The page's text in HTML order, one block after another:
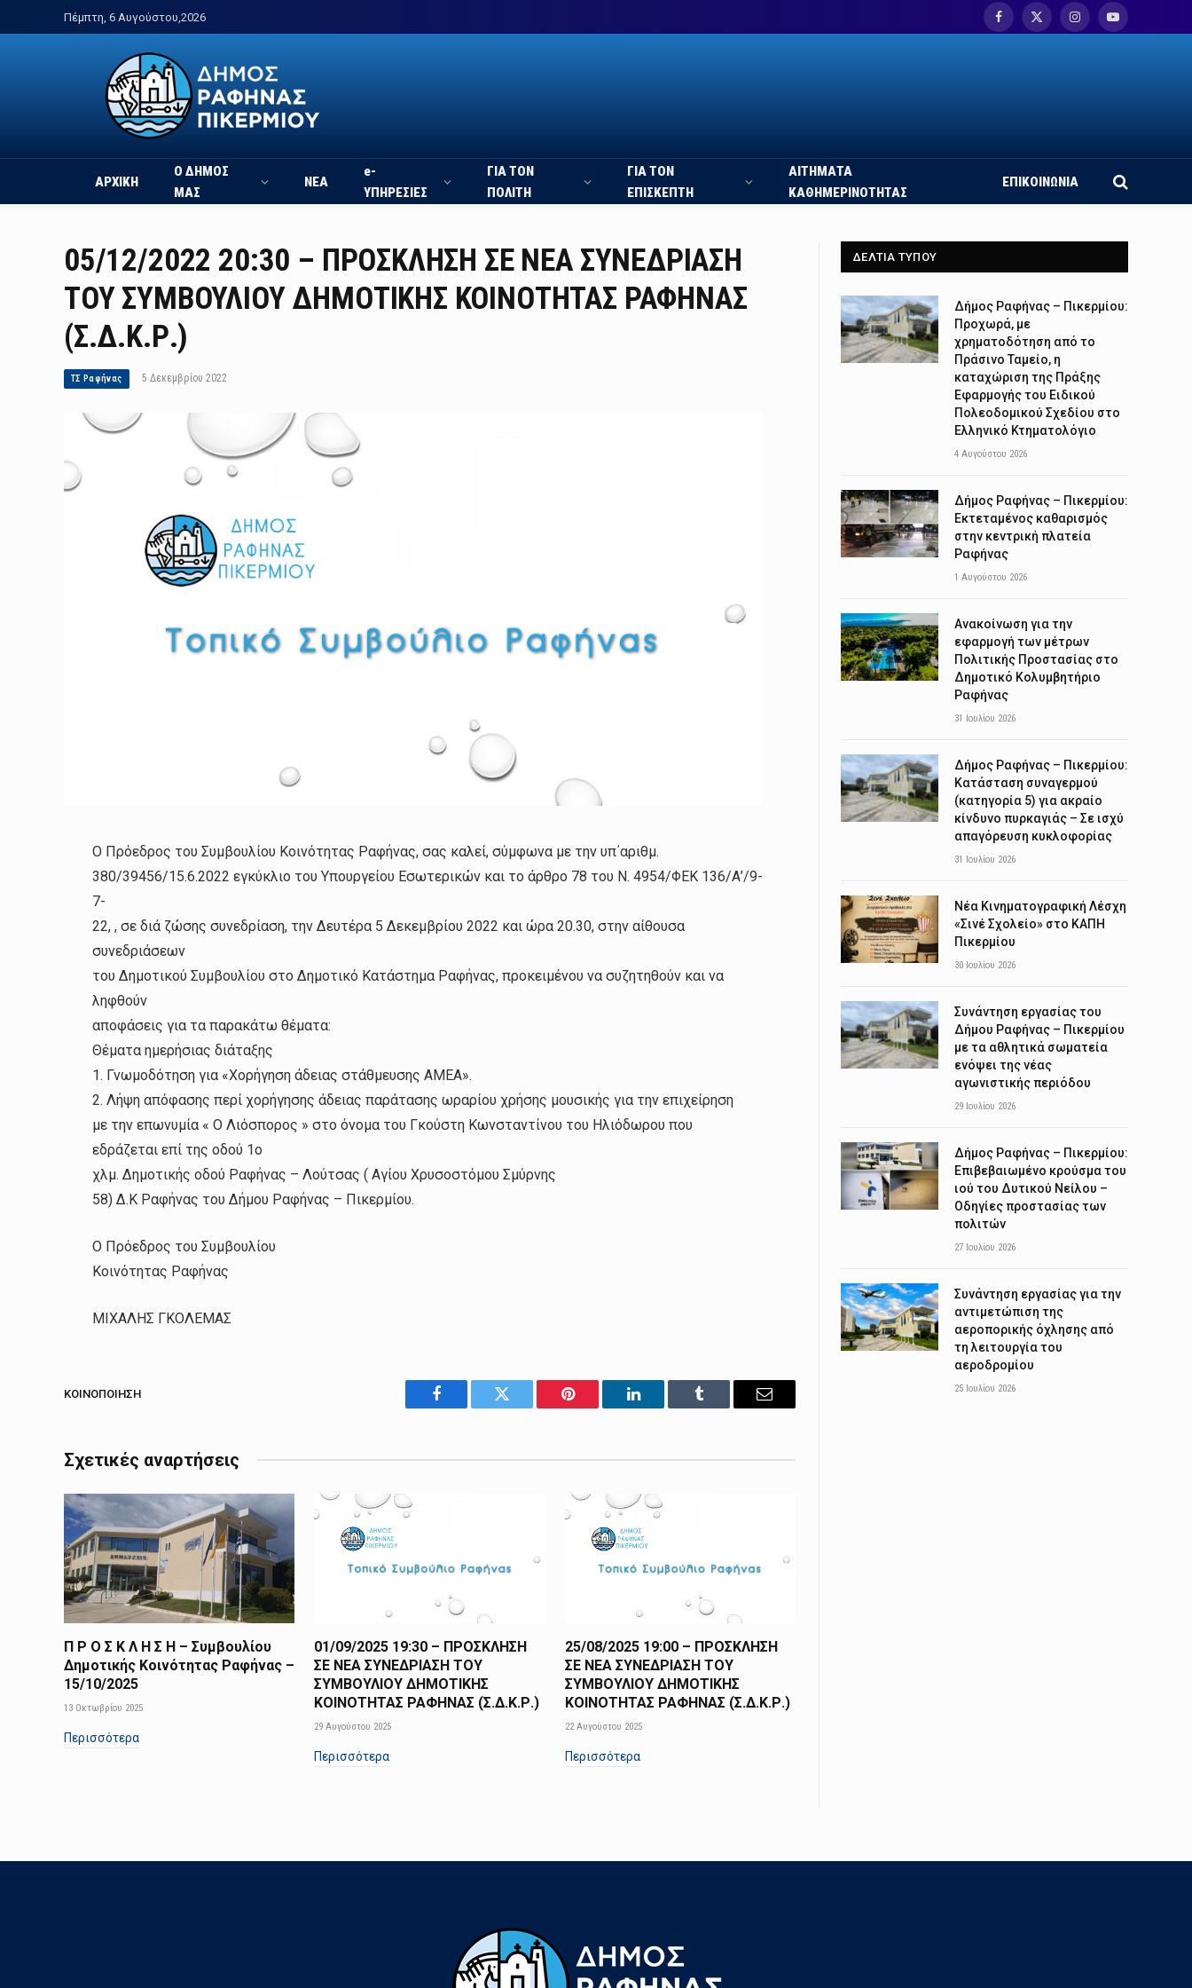
Πέμπτη, 6 Αυγούστου,2026
Facebook
X
InstagramYouTube
ΑΡΧΙΚΗ
Ο ΔΗΜΟΣ
ΜΑΣ
ΝΕΑ
e-
ΥΠΗΡΕΣΙΕΣ
ΓΙΑ ΤΟΝ
ΠΟΛΙΤΗ
ΓΙΑ ΤΟΝ
ΕΠΙΣΚΕΠΤΗ
ΑΙΤΗΜΑΤΑ
ΚΑΘΗΜΕΡΙΝΟΤΗΤΑΣ
ΕΠΙΚΟΙΝΩΝΙΑ
05/12/2022 20:30 – ΠΡΟΣΚΛΗΣΗ ΣΕ ΝΕΑ ΣΥΝΕΔΡΙΑΣΗ
ΤΟΥ ΣΥΜΒΟΥΛΙΟΥ ΔΗΜΟΤΙΚΗΣ ΚΟΙΝΟΤΗΤΑΣ ΡΑΦΗΝΑΣ
(Σ.Δ.Κ.Ρ.)
ΤΣ Ραφήνας 5 Δεκεμβρίου 2022
Ο Πρόεδρος του Συμβουλίου Κοινότητας Ραφήνας, σας καλεί, σύμφωνα με την υπ΄αριθμ.
380/39456/15.6.2022 εγκύκλιο του Υπουργείου Εσωτερικών και το άρθρο 78 του Ν. 4954/ΦΕΚ 136/Α’/9-
7-
22, , σε διά ζώσης συνεδρίαση, την Δευτέρα 5 Δεκεμβρίου 2022 και ώρα 20.30, στην αίθουσα
συνεδριάσεων
του Δημοτικού Συμβουλίου στο Δημοτικό Κατάστημα Ραφήνας, προκειμένου να συζητηθούν και να
ληφθούν
αποφάσεις για τα παρακάτω θέματα:
Θέματα ημερήσιας διάταξης
1. Γνωμοδότηση για «Χορήγηση άδειας στάθμευσης ΑΜΕΑ».
2. Λήψη απόφασης περί χορήγησης άδειας παράτασης ωραρίου χρήσης μουσικής για την επιχείρηση
με την επωνυμία « Ο Λιόσπορος » στο όνομα του Γκούστη Κωνσταντίνου του Ηλιόδωρου που
εδράζεται επί της οδού 1ο
χλμ. Δημοτικής οδού Ραφήνας – Λούτσας ( Αγίου Χρυσοστόμου Σμύρνης
58) Δ.Κ Ραφήνας του Δήμου Ραφήνας – Πικερμίου.
Ο Πρόεδρος του Συμβουλίου
Κοινότητας Ραφήνας
ΜΙΧΑΛΗΣ ΓΚΟΛΕΜΑΣ
ΚΟΙΝΟΠΟΊΗΣΗ
Facebook Twitter Pinterest LinkedIn Tumblr Email
Σχετικές αναρτήσεις
Π Ρ Ο Σ Κ Λ Η Σ Η – Συμβουλίου
Δημοτικής Κοινότητας Ραφήνας –
15/10/2025
13 Οκτωβρίου 2025
Περισσότερα
01/09/2025 19:30 – ΠΡΟΣΚΛΗΣΗ
ΣΕ ΝΕΑ ΣΥΝΕΔΡΙΑΣΗ ΤΟΥ
ΣΥΜΒΟΥΛΙΟΥ ΔΗΜΟΤΙΚΗΣ
ΚΟΙΝΟΤΗΤΑΣ ΡΑΦΗΝΑΣ (Σ.Δ.Κ.Ρ.)
29 Αυγούστου 2025
Περισσότερα
25/08/2025 19:00 – ΠΡΟΣΚΛΗΣΗ
ΣΕ ΝΕΑ ΣΥΝΕΔΡΙΑΣΗ ΤΟΥ
ΣΥΜΒΟΥΛΙΟΥ ΔΗΜΟΤΙΚΗΣ
ΚΟΙΝΟΤΗΤΑΣ ΡΑΦΗΝΑΣ (Σ.Δ.Κ.Ρ.)
22 Αυγούστου 2025
Περισσότερα
ΔΕΛΤΙΑ ΤΥΠΟΥ
Δήμος Ραφήνας – Πικερμίου:
Προχωρά, με
χρηματοδότηση από το
Πράσινο Ταμείο, η
καταχώριση της Πράξης
Εφαρμογής του Ειδικού
Πολεοδομικού Σχεδίου στο
Ελληνικό Κτηματολόγιο
4 Αυγούστου 2026
Δήμος Ραφήνας – Πικερμίου:
Εκτεταμένος καθαρισμός
στην κεντρική πλατεία
Ραφήνας
1 Αυγούστου 2026
Ανακοίνωση για την
εφαρμογή των μέτρων
Πολιτικής Προστασίας στο
Δημοτικό Κολυμβητήριο
Ραφήνας
31 Ιουλίου 2026
Δήμος Ραφήνας – Πικερμίου:
Κατάσταση συναγερμού
(κατηγορία 5) για ακραίο
κίνδυνο πυρκαγιάς – Σε ισχύ
απαγόρευση κυκλοφορίας
31 Ιουλίου 2026
Νέα Κινηματογραφική Λέσχη
«Σινέ Σχολείο» στο ΚΑΠΗ
Πικερμίου
30 Ιουλίου 2026
Συνάντηση εργασίας του
Δήμου Ραφήνας – Πικερμίου
με τα αθλητικά σωματεία
ενόψει της νέας
αγωνιστικής περιόδου
29 Ιουλίου 2026
Δήμος Ραφήνας – Πικερμίου:
Επιβεβαιωμένο κρούσμα του
ιού του Δυτικού Νείλου –
Οδηγίες προστασίας των
πολιτών
27 Ιουλίου 2026
Συνάντηση εργασίας για την
αντιμετώπιση της
αεροπορικής όχλησης από
τη λειτουργία του
αεροδρομίου
25 Ιουλίου 2026